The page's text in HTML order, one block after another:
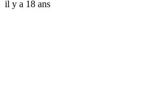
il y a 18 ans